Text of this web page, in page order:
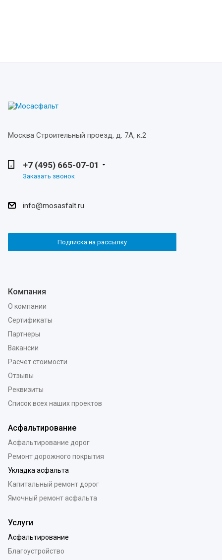
Москва Строительный проезд, д. 7А, к.2
+7 (495) 665-07-01
Заказать звонок
info@mosasfalt.ru
Подписка на рассылку
Компания
О компании
Сертификаты
Партнеры
Вакансии
Расчет стоимости
Отзывы
Реквизиты
Список всех наших проектов
Асфальтирование
Асфальтирование дорог
Ремонт дорожного покрытия
Укладка асфальта
Капитальный ремонт дорог
Ямочный ремонт асфальта
Услуги
Асфальтирование
Благоустройство